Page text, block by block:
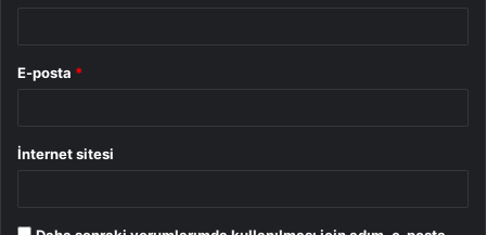
E-posta *
İnternet sitesi